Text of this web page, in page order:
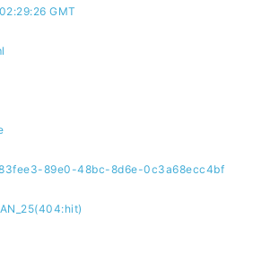
GMT
89e0-48bc-8d6e-0c3a68ecc4bf